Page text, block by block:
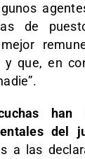
de
mejor
y que, en
han
del
a las